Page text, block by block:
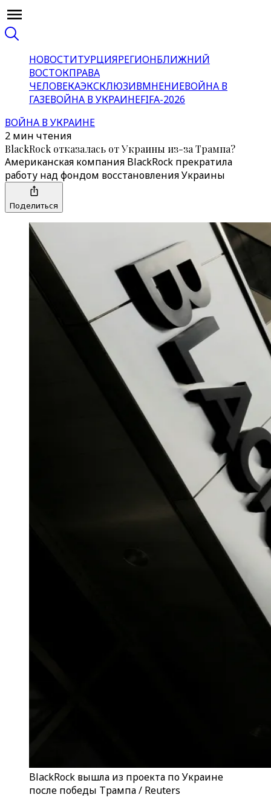
НОВОСТИТУРЦИЯРЕГИОНБЛИЖНИЙ
ВОСТОКПРАВА
ЧЕЛОВЕКАЭКСКЛЮЗИВМНЕНИЕВОЙНА В
ГАЗЕВОЙНА В УКРАИНЕFIFA-2026
ВОЙНА В УКРАИНЕ
2 мин чтения
BlackRock отказалась от Украины из-за Трампа?
Американская компания BlackRock прекратила
работу над фондом восстановления Украины
Поделиться
BlackRock вышла из проекта по Украине
после победы Трампа / Reuters